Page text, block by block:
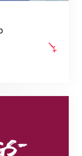
2026